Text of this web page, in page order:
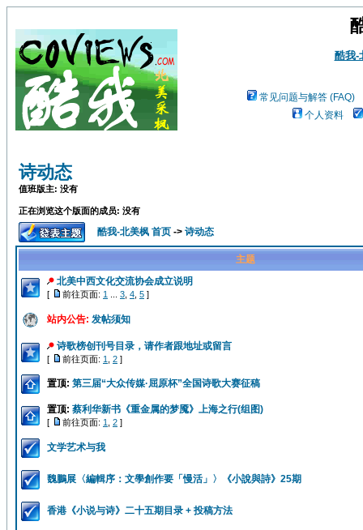
酷我-
常见问题与解答 (FAQ)
个人资料
诗动态
值班版主: 没有
正在浏览这个版面的成员: 没有
酷我-北美枫 首页 -> 诗动态
主题
北美中西文化交流协会成立说明
[ 前往页面: 1 3 4 5 ]
站内公告: 发帖须知
诗歌榜创刊号目录，请作者跟地址或留言
[ 前往页面: 1 2 ]
置顶: 第三届“大众传媒·屈原杯”全国诗歌大赛征稿
置顶: 蔡利华新书《重金属的梦魇》上海之行(组图)
[ 前往页面: 1 2 ]
文学艺术与我
魏鵬展〈編輯序：文學創作要「慢活」〉《小說與詩》25期
香港《小说与诗》二十五期目录 + 投稿方法